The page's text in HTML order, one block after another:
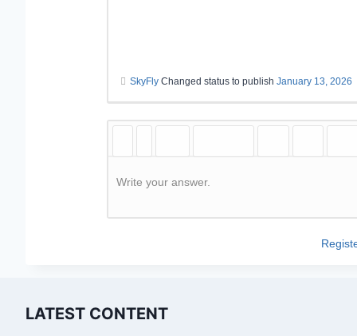
SkyFly Changed status to publish January 13, 2026
Write your answer.
LATEST CONTENT